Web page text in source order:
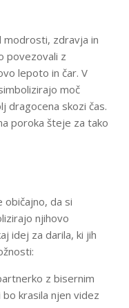
modrosti, zdravja in
povezovali z
lepoto in čar. V
moč
dragocena skozi čas.
poroka šteje za tako
da si
njihovo
idej za darila, ki jih
z bisernim
krasila njen videz